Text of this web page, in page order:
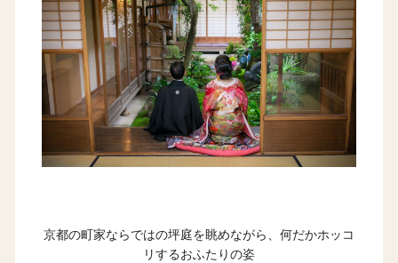
京都の町家ならではの坪庭を眺めながら、何だかホッコ
リするおふたりの姿